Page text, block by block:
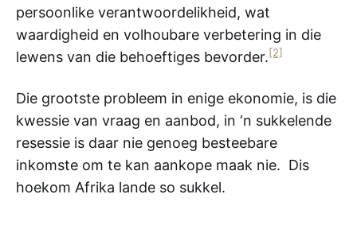
persoonlike verantwoordelikheid, wat
waardigheid en volhoubare verbetering in die
lewens van die behoeftiges bevorder.[2]
Die grootste probleem in enige ekonomie, is die
kwessie van vraag en aanbod, in ‘n sukkelende
resessie is daar nie genoeg besteebare
inkomste om te kan aankope maak nie. Dis
hoekom Afrika lande so sukkel.